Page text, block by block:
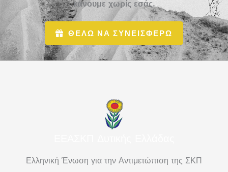
κάνουμε χωρίς εσάς.
ΘΕΛΩ ΝΑ ΣΥΝΕΙΣΦΕΡΩ
Ελληνική Ένωση για την Αντιμετώπιση της ΣΚΠ